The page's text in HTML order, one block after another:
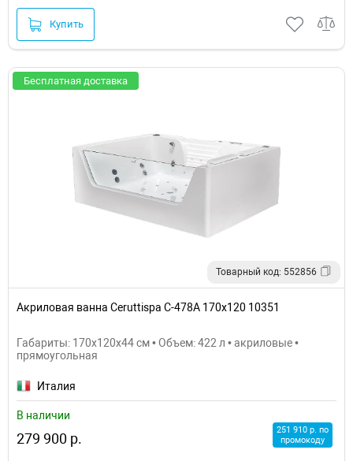
Купить
Бесплатная доставка
Товарный код: 552856
Акриловая ванна Ceruttispa C-478A 170x120 10351
Габариты: 170x120x44 см • Объем: 422 л • акриловые •
прямоугольная
Италия
В наличии
279 900 р.
251 910 р. по
промокоду